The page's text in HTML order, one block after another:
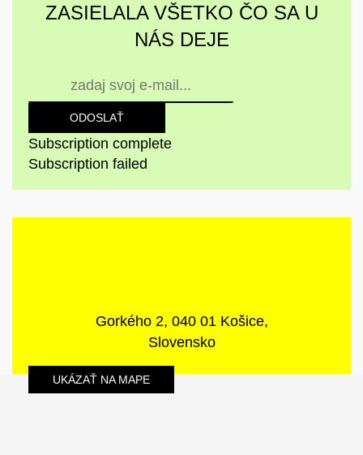
ZASIELALA VŠETKO ČO SA U
NÁS DEJE
ODOSLAŤ
Subscription complete
Subscription failed
Gorkého 2, 040 01 Košice,
Slovensko
UKÁZAŤ NA MAPE